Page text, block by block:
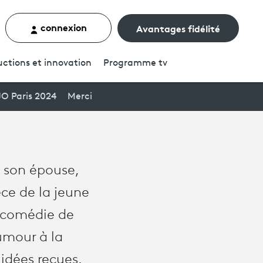
un contenu
connexion Avantages fidélité
et innovation Programme tv
Paris 2024 Merci
épouse,
de la jeune
de
à la
reçues.